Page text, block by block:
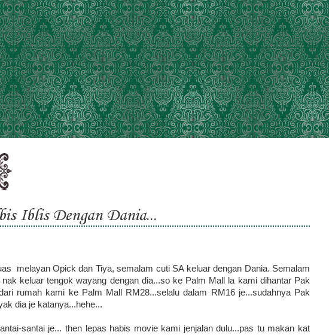
Iblis Dengan Dania...
melayan Opick dan Tiya, semalam cuti SA keluar dengan Dania. Semalam
keluar tengok wayang dengan dia...so ke Palm Mall la kami dihantar Pak
rumah kami ke Palm Mall RM28...selalu dalam RM16 je...sudahnya Pak
dia je katanya...hehe...
santai je... then lepas habis movie kami jenjalan dulu...pas tu makan kat